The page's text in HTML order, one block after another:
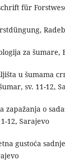
für
za šumare,
u šumama
sv. 11-12,
zapažanja o
12, Sarajevo
gustoća